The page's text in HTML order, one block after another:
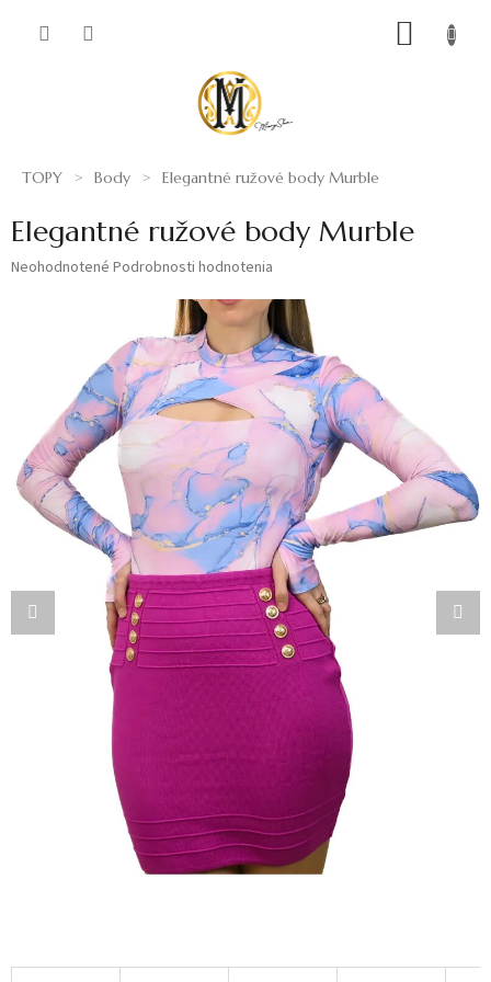
TOPY Body Elegantné ružové body Murble
Elegantné ružové body Murble
Priemerné
hviezdičiek.
Neohodnotené Podrobnosti hodnotenia